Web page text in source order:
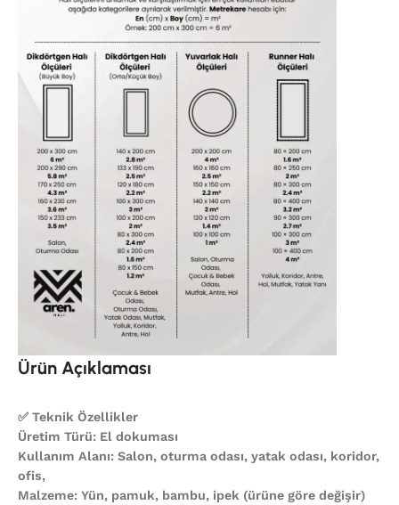
Ürün Açıklaması
✅ Teknik Özellikler
Üretim Türü: El dokuması
Kullanım Alanı: Salon, oturma odası, yatak odası, koridor,
ofis,
Malzeme: Yün, pamuk, bambu, ipek (ürüne göre değişir)